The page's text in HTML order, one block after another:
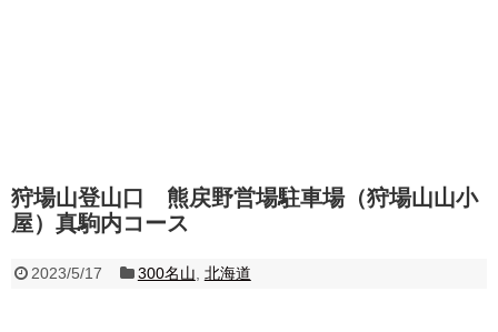
狩場山登山口 熊戻野営場駐車場（狩場山山小
屋）真駒内コース
2023/5/17 300名山 北海道